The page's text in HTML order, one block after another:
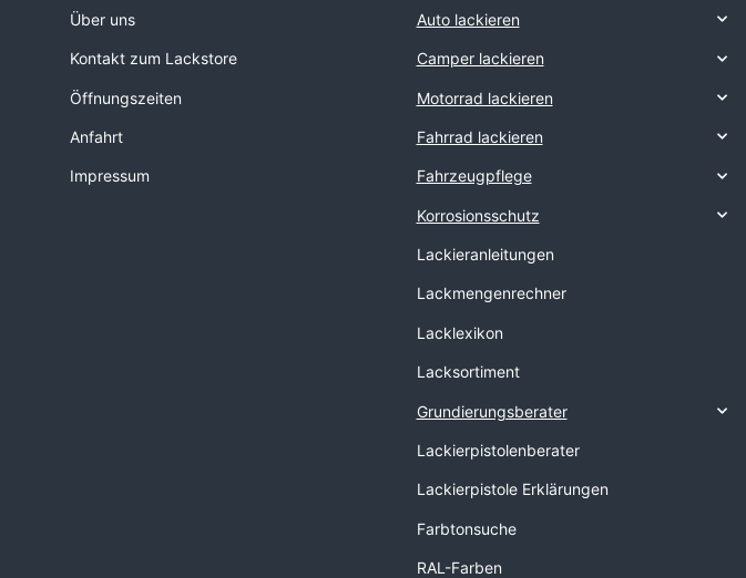
Über uns
Kontakt zum Lackstore
Öffnungszeiten
Anfahrt
Impressum
Auto lackieren
Camper lackieren
Motorrad lackieren
Fahrrad lackieren
Fahrzeugpflege
Korrosionsschutz
Lackieranleitungen
Lackmengenrechner
Lacklexikon
Lacksortiment
Grundierungsberater
Lackierpistolenberater
Lackierpistole Erklärungen
Farbtonsuche
RAL-Farben